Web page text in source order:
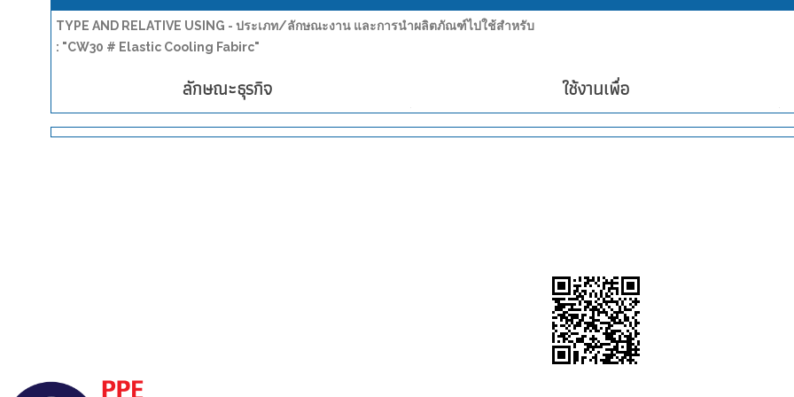
TYPE AND RELATIVE USING - ประเภท/ลักษณะงาน และการนำผลิตภัณฑ์ไปใช้สำหรับ
: "CW30 # Elastic Cooling Fabirc"
ลักษณะธุรกิจ ใช้งานเพื่อ